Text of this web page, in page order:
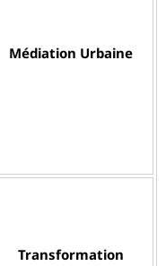
Médiation Urbaine
Transformation